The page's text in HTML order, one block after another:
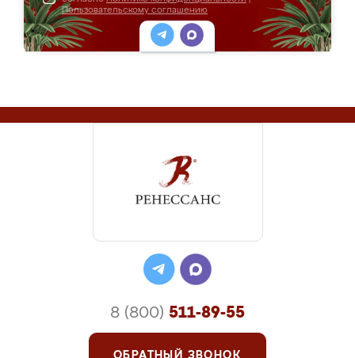
Пользовательскому соглашению
8 (800) 511-89-55
ОБРАТНЫЙ ЗВОНОК